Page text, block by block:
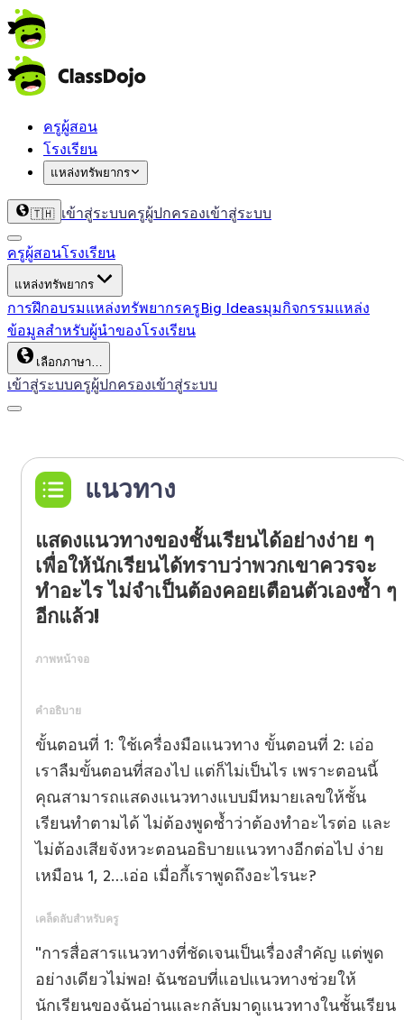
ครูผู้สอน
โรงเรียน
แหล่งทรัพยากร
🇹🇭 เข้าสู่ระบบครูผู้ปกครองเข้าสู่ระบบ
ครูผู้สอนโรงเรียน
แหล่งทรัพยากร
การฝึกอบรมแหล่งทรัพยากรครูBig Ideasมุมกิจกรรมแหล่ง
ข้อมูลสำหรับผู้นำของโรงเรียน
เลือกภาษา…
เข้าสู่ระบบครูผู้ปกครองเข้าสู่ระบบ
แนวทาง
แสดงแนวทางของชั้นเรียนได้อย่างง่าย ๆ
เพื่อให้นักเรียนได้ทราบว่าพวกเขาควรจะ
ทำอะไร ไม่จำเป็นต้องคอยเตือนตัวเองซ้ำ ๆ
อีกแล้ว!
ภาพหน้าจอ
คำอธิบาย
ขั้นตอนที่ 1: ใช้เครื่องมือแนวทาง ขั้นตอนที่ 2: เอ่อ
เราลืมขั้นตอนที่สองไป แต่ก็ไม่เป็นไร เพราะตอนนี้
คุณสามารถแสดงแนวทางแบบมีหมายเลขให้ชั้น
เรียนทำตามได้ ไม่ต้องพูดซ้ำว่าต้องทำอะไรต่อ และ
ไม่ต้องเสียจังหวะตอนอธิบายแนวทางอีกต่อไป ง่าย
เหมือน 1, 2…เอ่อ เมื่อกี้เราพูดถึงอะไรนะ?
เคล็ดลับสำหรับครู
"การสื่อสารแนวทางที่ชัดเจนเป็นเรื่องสำคัญ แต่พูด
อย่างเดียวไม่พอ! ฉันชอบที่แอปแนวทางช่วยให้
นักเรียนของฉันอ่านและกลับมาดูแนวทางในชั้นเรียน